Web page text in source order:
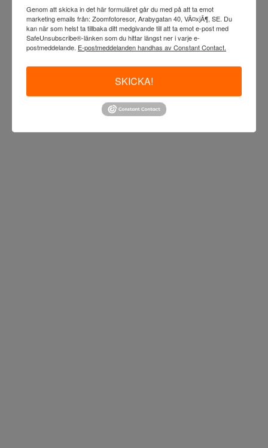
Genom att skicka in det här formuläret går du med på att ta emot
marketing emails från: Zoomfotoresor, Arabygatan 40, VÃ¤xjÃ¶, SE. Du
kan när som helst ta tillbaka ditt medgivande till att ta emot e-post med
SafeUnsubscribe®-länken som du hittar längst ner i varje e-
postmeddelande. E-postmeddelanden handhas av Constant Contact.
SKICKA!